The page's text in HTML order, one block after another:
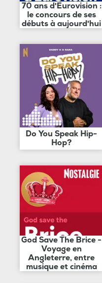
70 ans d'Eurovision :
le concours de ses
débuts à aujourd'hui
Do You Speak Hip-
Hop?
God Save The Brice -
Voyage en
Angleterre, entre
musique et cinéma